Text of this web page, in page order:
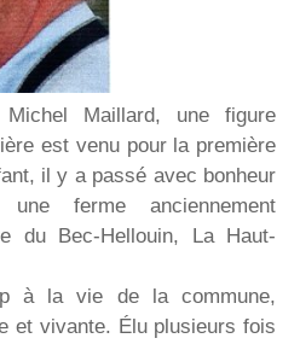
Maillard, une figure
est venu pour la première
il y a passé avec bonheur
ferme anciennement
du Bec-Hellouin, La Haut-
à la vie de la commune,
et vivante. Élu plusieurs fois